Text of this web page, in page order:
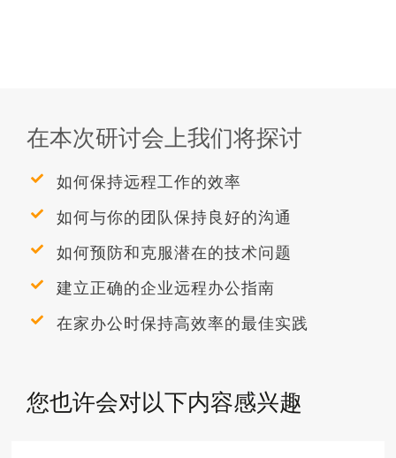
在本次研讨会上我们将探讨
如何保持远程工作的效率
如何与你的团队保持良好的沟通
如何预防和克服潜在的技术问题
建立正确的企业远程办公指南
在家办公时保持高效率的最佳实践
您也许会对以下内容感兴趣